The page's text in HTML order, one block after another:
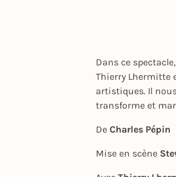
Dans ce
Thierry Lhermitte
artistiques. Il
transforme et
De Charles Pépin
Mise en scène